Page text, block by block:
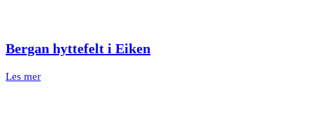
Bergan hyttefelt i Eiken
Les mer